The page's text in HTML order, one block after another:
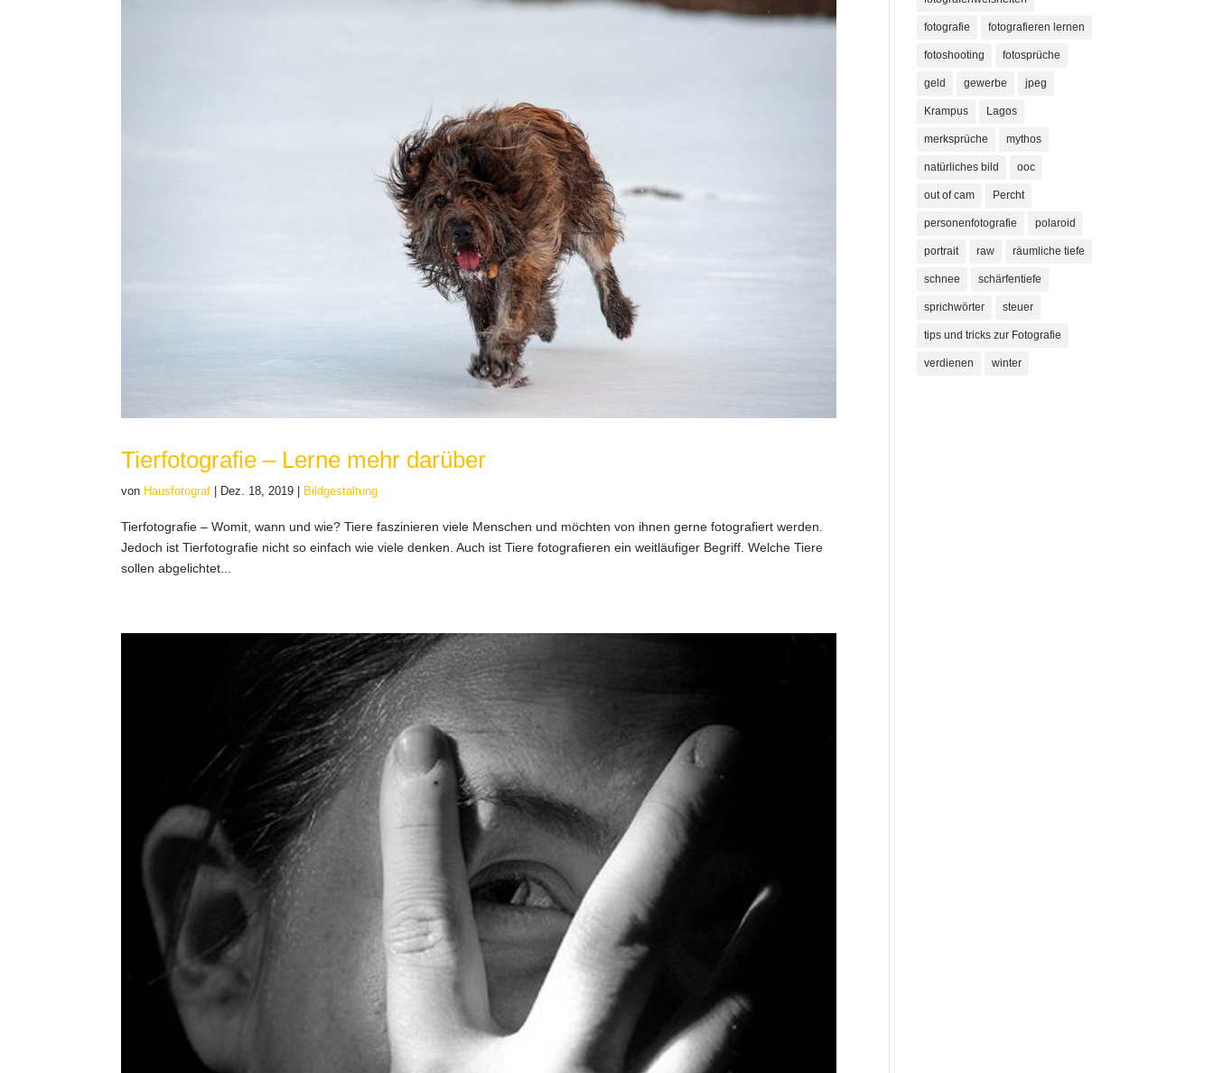
Tierfotografie – Lerne mehr darüber
von Hausfotograf | Dez. 18, 2019 | Bildgestaltung
Tierfotografie – Womit, wann und wie? Tiere faszinieren viele Menschen und möchten von ihnen gerne fotografiert werden.
Jedoch ist Tierfotografie nicht so einfach wie viele denken. Auch ist Tiere fotografieren ein weitläufiger Begriff. Welche Tiere
sollen abgelichtet...
fotografie fotografieren lernen
fotoshooting fotosprüche
geld gewerbe jpeg
Krampus Lagos
merksprüche mythos
natürliches bild ooc
out of cam Percht
personenfotografie polaroid
portrait raw räumliche tiefe
schnee schärfentiefe
sprichwörter steuer
tips und tricks zur Fotografie
verdienen winter